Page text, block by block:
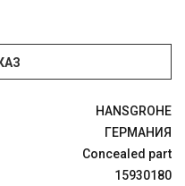
HANSGROHE
ГЕРМАНИЯ
Concealed part
15930180